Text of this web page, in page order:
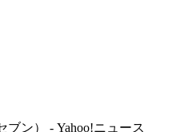
ン） - Yahoo!ニュース